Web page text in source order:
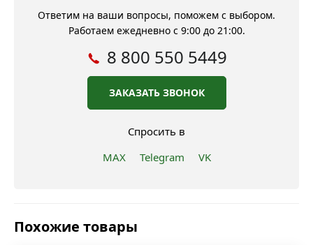
Ответим на ваши вопросы, поможем с выбором.
Работаем ежедневно с 9:00 до 21:00.
8 800 550 5449
ЗАКАЗАТЬ ЗВОНОК
Спросить в
MAX
Telegram VK
Похожие товары